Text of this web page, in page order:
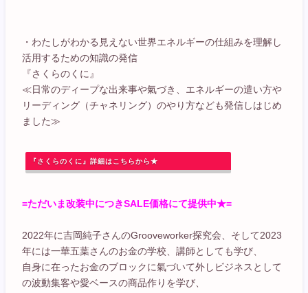
・わたしがわかる見えない世界エネルギーの仕組みを理解し
活用するための知識の発信
『さくらのくに』
≪日常のディープな出来事や氣づき、エネルギーの遣い方や
リーディング（チャネリング）のやり方なども発信しはじめ
ました≫
『さくらのくに』詳細はこちらから★
=ただいま改装中につきSALE価格にて提供中★=
2022年に吉岡純子さんのGrooveworker探究会、そして2023
年には一華五葉さんのお金の学校、講師としても学び、
自身に在ったお金のブロックに氣づいて外しビジネスとして
の波動集客や愛ベースの商品作りを学び、